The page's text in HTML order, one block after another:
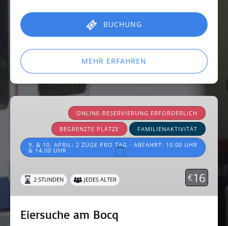
BUCHUNG
MEHR ERFAHREN
Eiersuche
ONLINE-RESERVIERUNG ERFORDERLICH
BEGRENZTE PLÄTZE FAMILIENAKTIVITÄT
9. & 10. APRIL: 2 ZÜGE PRO TAG - ABFAHRT: 10.00 UHR
& 14.00 UHR
€16
2 STUNDEN JEDES ALTER
Eiersuche am Bocq